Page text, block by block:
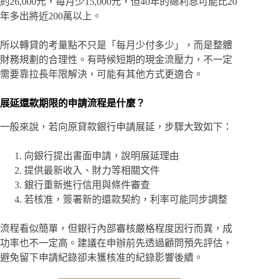
年多出將近200萬以上。
所以轉貸的考量點不只是「每月少付多少」，而是整體
財務規劃的合理性。有時候短期的現金流壓力，不一定
需要靠拉長年限解決，可能有其他方式更適合。
展延還款期限的申請流程是什麼？
一般來說，若向原貸款銀行申請展延，步驟大致如下：
向銀行提出書面申請，說明展延理由
提供最新收入、財力等相關文件
銀行重新進行信用與條件審查
若核准，簽署新的還款契約，利率可能同步調整
流程看似簡單，但銀行內部審核嚴格程度因行而異，成
功率也不一定高。建議在申辦前先透過顧問預先評估，
避免留下申請紀錄卻未獲核准的紀錄影響後續。